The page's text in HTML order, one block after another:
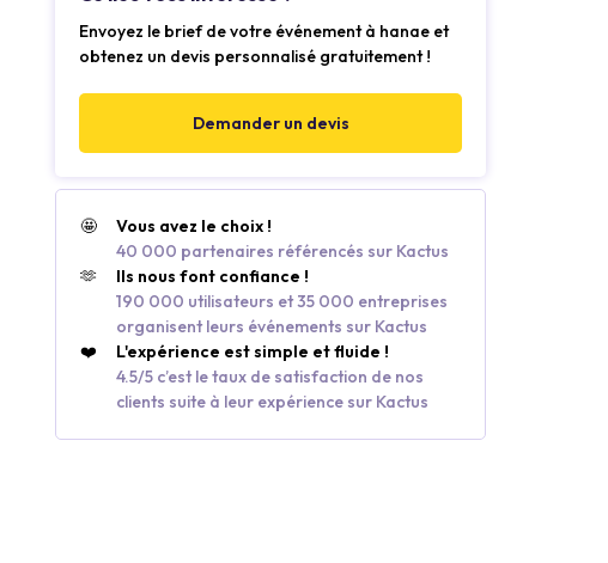
Envoyez le brief de votre événement à hanae et
obtenez un devis personnalisé gratuitement !
Demander un devis
🤩
Vous avez le choix !
40 000 partenaires référencés sur Kactus
🫶
Ils nous font confiance !
190 000 utilisateurs et 35 000 entreprises
organisent leurs événements sur Kactus
❤️
L'expérience est simple et fluide !
4.5/5 c’est le taux de satisfaction de nos
clients suite à leur expérience sur Kactus